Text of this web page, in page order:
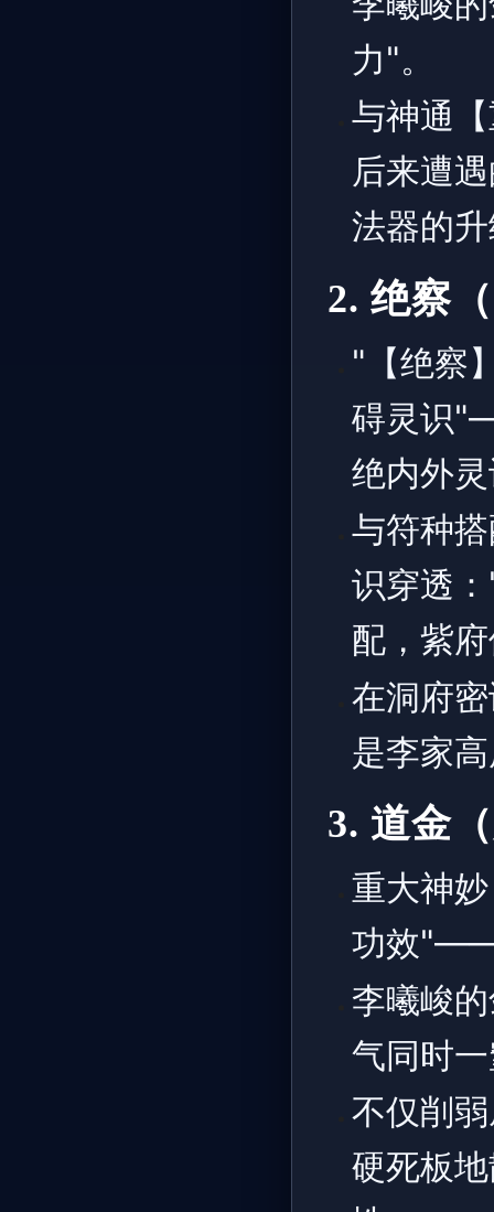
力"。
与神通
后来遭
法器的
2. 绝察
"【绝察
碍灵识
绝内外
与符种
识穿透
配，紫
在洞府
是李家
3. 道金
重大神
功效"——
李曦峻
气同时
不仅削
硬死板